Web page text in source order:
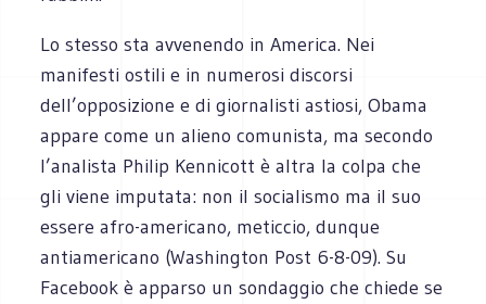
Lo stesso sta avvenendo in America. Nei
manifesti ostili e in numerosi discorsi
dell’opposizione e di giornalisti astiosi, Obama
appare come un alieno comunista, ma secondo
l’analista Philip Kennicott è altra la colpa che
gli viene imputata: non il socialismo ma il suo
essere afro-americano, meticcio, dunque
antiamericano (Washington Post 6-8-09). Su
Facebook è apparso un sondaggio che chiede se